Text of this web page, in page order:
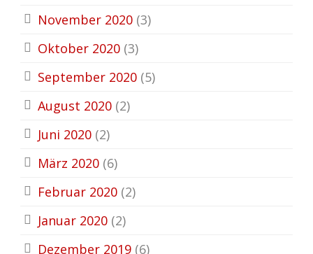
November 2020 (3)
Oktober 2020 (3)
September 2020 (5)
August 2020 (2)
Juni 2020 (2)
März 2020 (6)
Februar 2020 (2)
Januar 2020 (2)
Dezember 2019 (6)